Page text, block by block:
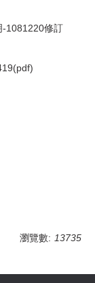
-1081220修訂
瀏覽數: 13735